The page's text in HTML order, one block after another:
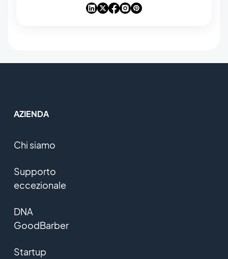
están transformando el mundo móvil y el no-
quieras compartir, conversemos en los
AZIENDA
Chi siamo
Supporto
eccezionale
DNA
GoodBarber
Startup